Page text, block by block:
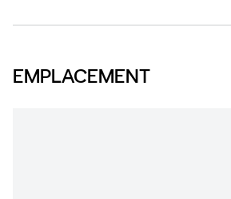
EMPLACEMENT